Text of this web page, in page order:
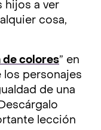
hijos a ver
cosa,
de colores” en
los personajes
de una
lección